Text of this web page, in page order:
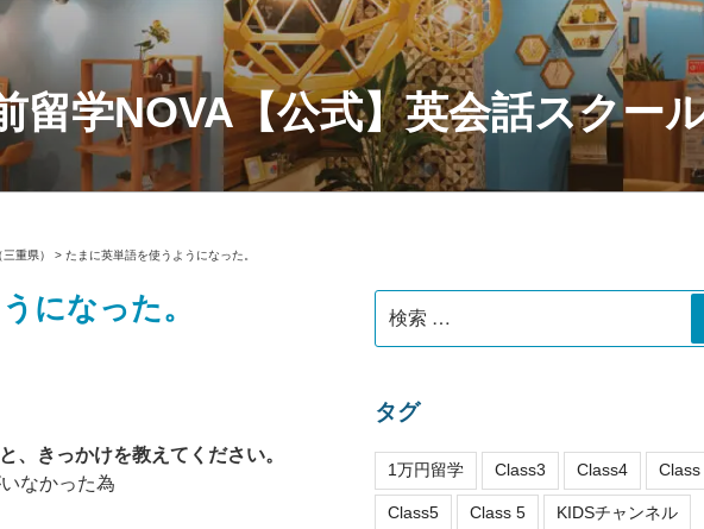
留学NOVA【公式】英会話スクー
重県） > たまに英単語を使うようになった。
になった。
、きっかけを教えてください。
なかった為
索:
タグ
1万円留学 Class3 Class4 Class
Class5 Class 5 KIDSチャンネル